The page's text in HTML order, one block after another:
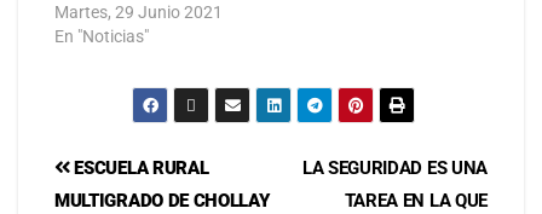
Martes, 29 Junio 2021
En "Noticias"
LA SEGURIDAD ES UNA
TAREA EN LA QUE
ESCUELA RURAL
MULTIGRADO DE CHOLLAY